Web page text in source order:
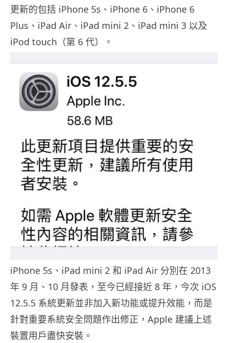
更新的包括 iPhone 5s、iPhone 6、iPhone 6
Plus、iPad Air、iPad mini 2、iPad mini 3 以及
iPod touch（第 6 代）。
iPhone 5s、iPad mini 2 和 iPad Air 分別在 2013
年 9 月、10 月發表，至今已經接近 8 年，今次 iOS
12.5.5 系統更新並非加入新功能或提升效能，而是
針對重要系統安全問題作出修正，Apple 建議上述
裝置用戶盡快安裝。